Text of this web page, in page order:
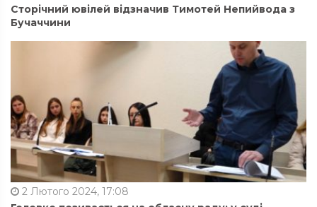
Сторічний ювілей відзначив Тимотей Непийвода з
Бучаччини
2 Лютого 2024, 17:08